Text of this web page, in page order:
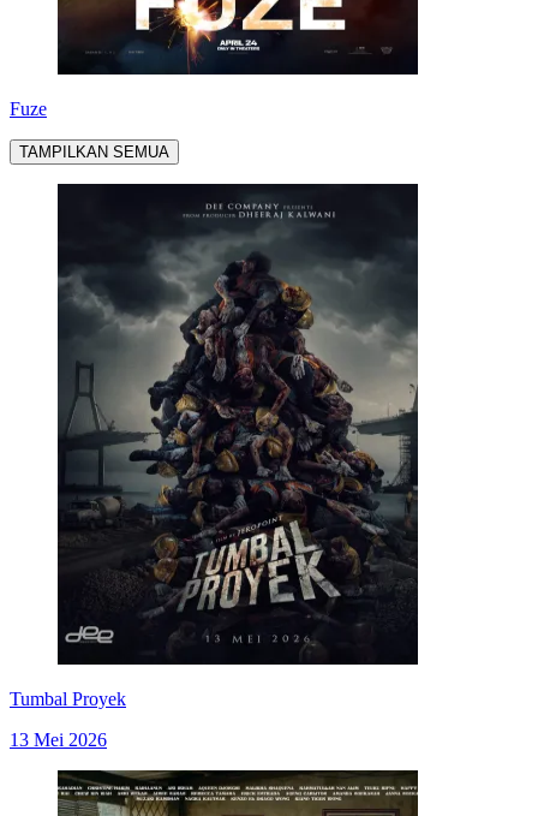
Fuze
TAMPILKAN SEMUA
Tumbal Proyek
13 Mei 2026